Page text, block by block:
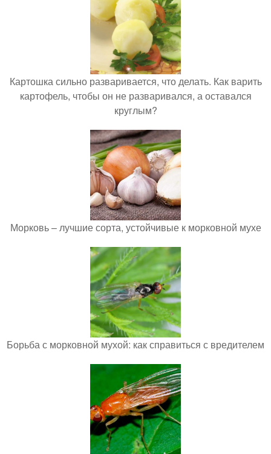
Картошка сильно разваривается, что делать. Как варить
картофель, чтобы он не разваривался, а оставался
круглым?
Морковь – лучшие сорта, устойчивые к морковной мухе
Борьба с морковной мухой: как справиться с вредителем